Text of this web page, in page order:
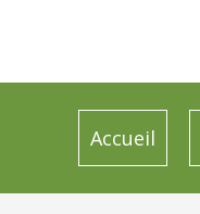
Accueil